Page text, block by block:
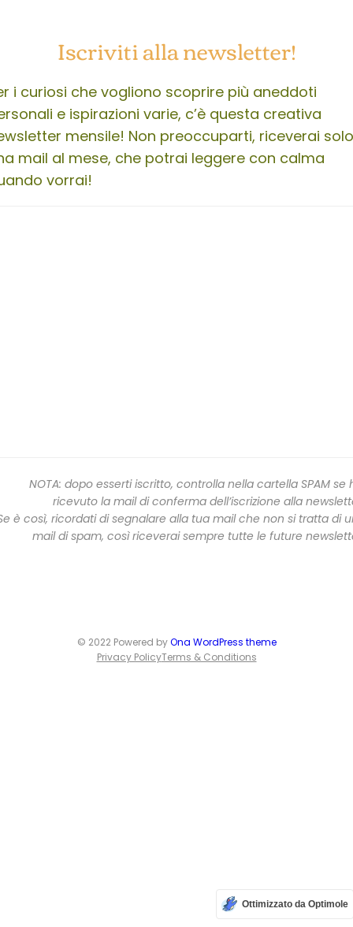
Iscriviti alla newsletter!
i curiosi che vogliono scoprire più aneddoti
e ispirazioni varie, c’è questa creativa
mensile! Non preoccuparti, riceverai solo
mail al mese, che potrai leggere con calma
vorrai!
NOTA: dopo esserti iscritto, controlla nella cartella SPAM se
ricevuto la mail di conferma dell’iscrizione alla
è così, ricordati di segnalare alla tua mail che non si tratta di
mail di spam, così riceverai sempre tutte le future
© 2022 Powered byOna WordPress theme
Privacy PolicyTerms & Conditions
Ottimizzato da Optimole